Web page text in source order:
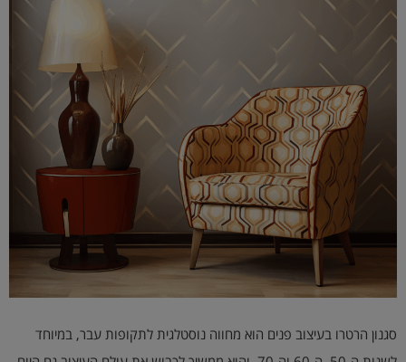
format_underlined הוסף קו תחתון לקישורים
סמן קישורים
לאפס
כל
האפשרויות
השארת משוב
הצהרת נגישות
סגנון הרטרו בעיצוב פנים הוא מחווה נוסטלגית לתקופות עבר, במיוחד